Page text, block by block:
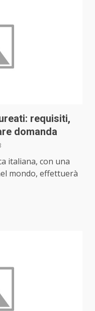
requisiti,
domanda
italiana, con una
mondo, effettuerà